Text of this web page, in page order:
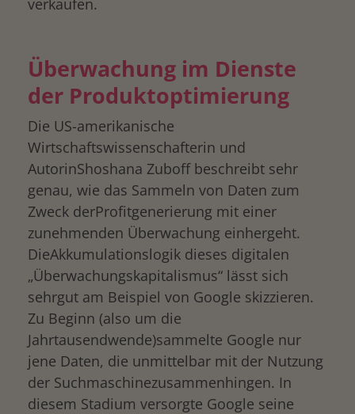
verkaufen.
Überwachung im Dienste
der Produktoptimierung
Die US-amerikanische
Wirtschaftswissenschafterin und
AutorinShoshana Zuboff beschreibt sehr
genau, wie das Sammeln von Daten zum
Zweck derProfitgenerierung mit einer
zunehmenden Überwachung einhergeht.
DieAkkumulationslogik dieses digitalen
„Überwachungskapitalismus“ lässt sich
sehrgut am Beispiel von Google skizzieren.
Zu Beginn (also um die
Jahrtausendwende)sammelte Google nur
jene Daten, die unmittelbar mit der Nutzung
der Suchmaschinezusammenhingen. In
diesem Stadium versorgte Google seine